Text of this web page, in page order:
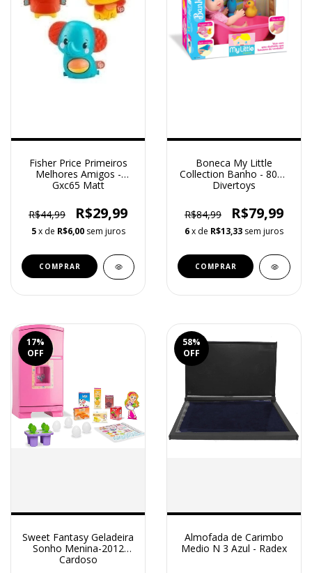
Fisher Price Primeiros
Melhores Amigos -
Gxc65 Matt
R$44,99 R$29,99
5 x de R$6,00 sem juros
Boneca My Little
Collection Banho - 8005
Divertoys
R$84,99 R$79,99
6x de R$13,33 sem juros
17%
OFF
Sweet Fantasy Geladeira
Sonho Menina-2012
Cardoso
58%
OFF
Almofada de Carimbo
Medio N 3 Azul - Radex